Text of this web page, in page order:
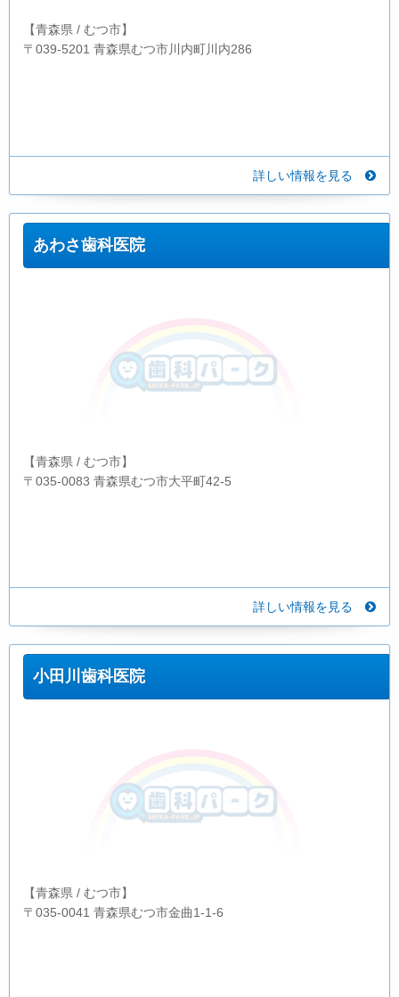
【青森県 / むつ市】
〒039-5201 青森県むつ市川内町川内286
詳しい情報を見る
あわさ歯科医院
【青森県 / むつ市】
〒035-0083 青森県むつ市大平町42-5
詳しい情報を見る
小田川歯科医院
【青森県 / むつ市】
〒035-0041 青森県むつ市金曲1-1-6